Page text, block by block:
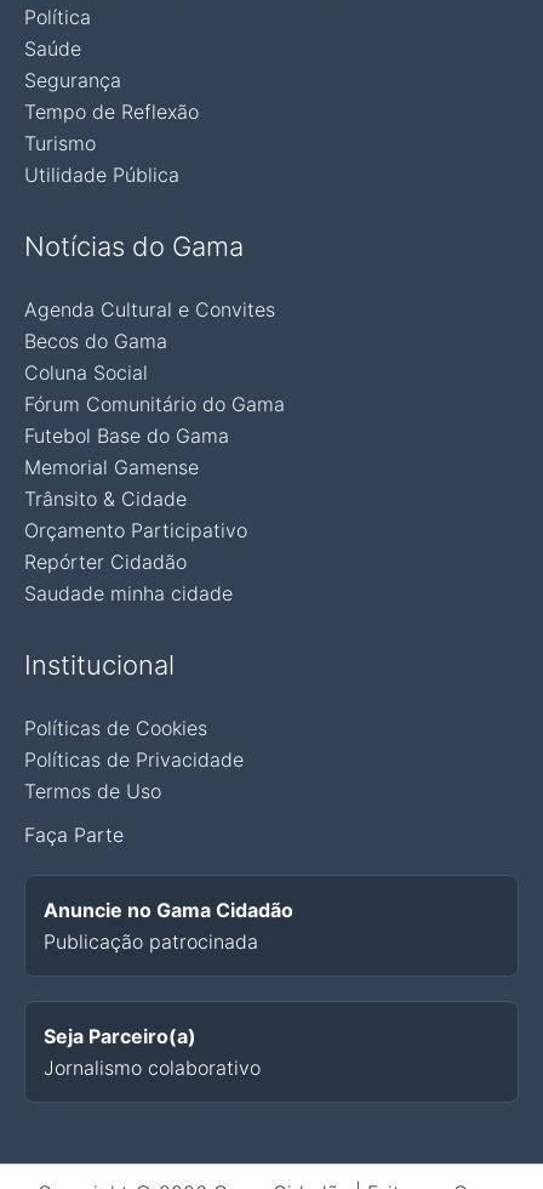
Política
Saúde
Segurança
Tempo de Reflexão
Turismo
Utilidade Pública
Notícias do Gama
Agenda Cultural e Convites
Becos do Gama
Coluna Social
Fórum Comunitário do Gama
Futebol Base do Gama
Memorial Gamense
Trânsito & Cidade
Orçamento Participativo
Repórter Cidadão
Saudade minha cidade
Institucional
Políticas de Cookies
Políticas de Privacidade
Termos de Uso
Faça Parte
Anuncie no Gama Cidadão
Publicação patrocinada
Seja Parceiro(a)
Jornalismo colaborativo